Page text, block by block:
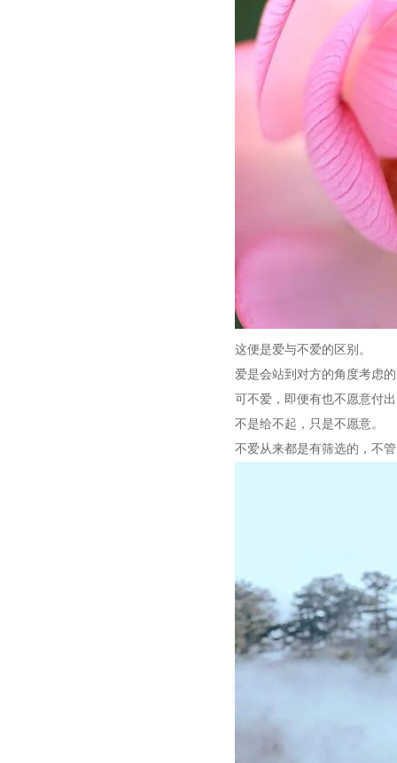
这便是爱与不爱的区别。
爱是会站到对方的角度考虑
可不爱，即便有也不愿意付
不是给不起，只是不愿意。
不爱从来都是有筛选的，不